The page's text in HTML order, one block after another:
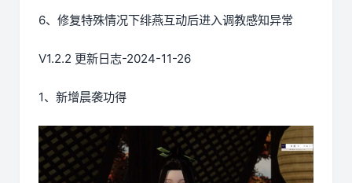
6、修复特殊情况下绯燕互动后进入调教感知异常
V1.2.2 更新日志-2024-11-26
1、新增晨袭功得